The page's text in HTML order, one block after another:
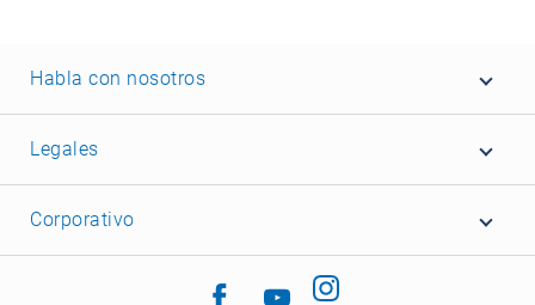
Habla con nosotros
Legales
Corporativo